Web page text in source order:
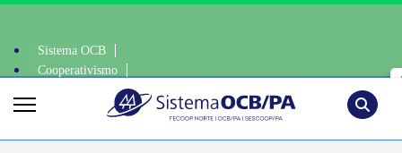
Sistema OCB
Cooperativismo